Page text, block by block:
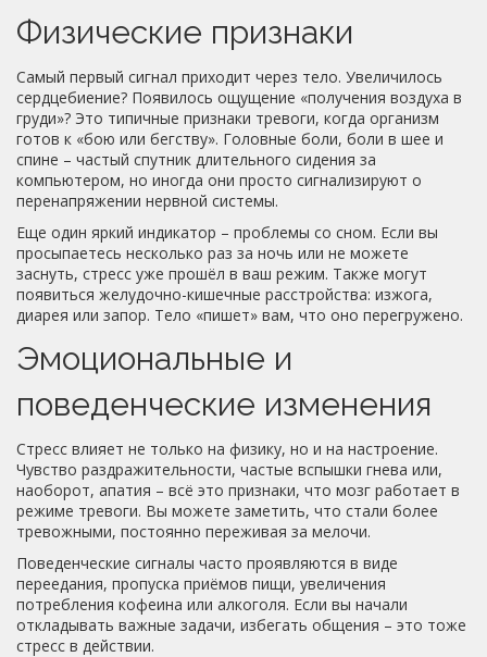
Физические признаки
Самый первый сигнал приходит через тело. Увеличилось
сердцебиение? Появилось ощущение «получения воздуха в
груди»? Это типичные признаки тревоги, когда организм
готов к «бою или бегству». Головные боли, боли в шее и
спине – частый спутник длительного сидения за
компьютером, но иногда они просто сигнализируют о
перенапряжении нервной системы.
Еще один яркий индикатор – проблемы со сном. Если вы
просыпаетесь несколько раз за ночь или не можете
заснуть, стресс уже прошёл в ваш режим. Также могут
появиться желудочно-кишечные расстройства: изжога,
диарея или запор. Тело «пишет» вам, что оно перегружено.
Эмоциональные и
поведенческие изменения
Стресс влияет не только на физику, но и на настроение.
Чувство раздражительности, частые вспышки гнева или,
наоборот, апатия – всё это признаки, что мозг работает в
режиме тревоги. Вы можете заметить, что стали более
тревожными, постоянно переживая за мелочи.
Поведенческие сигналы часто проявляются в виде
переедания, пропуска приёмов пищи, увеличения
потребления кофеина или алкоголя. Если вы начали
откладывать важные задачи, избегать общения – это тоже
стресс в действии.